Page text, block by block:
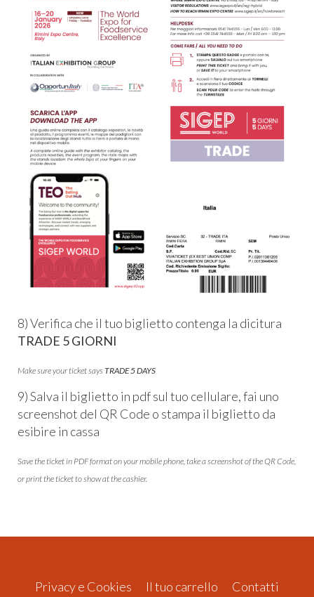
8) Verifica che il tuo biglietto contenga la dicitura
TRADE 5 GIORNI
Make sure your ticket saysTRADE 5 DAYS
9) Salva il biglietto in pdf sul tuo cellulare, fai uno
screenshot del QR Code o stampa il biglietto da
esibire in cassa
Save the ticket in PDF format on your mobile phone, take a screenshot of the QR Code,
or print the ticket to show at the cashier.
Privacy e Cookies Il tuo carrello Contatti